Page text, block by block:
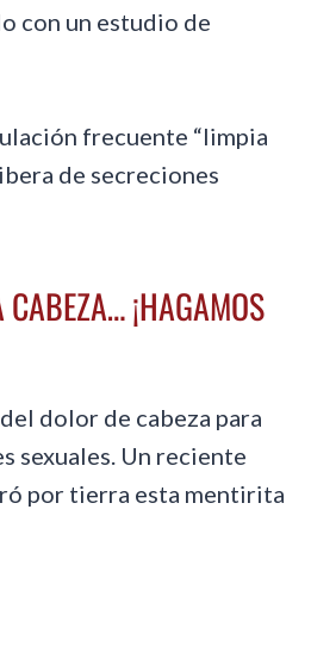
con un estudio de
frecuente “limpia
de secreciones
CABEZA… ¡HAGAMOS
dolor de cabeza para
sexuales. Un reciente
por tierra esta mentirita